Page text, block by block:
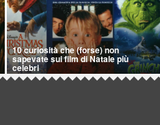
10 curiosità che (forse) non
sapevate sui film di Natale più
celebri